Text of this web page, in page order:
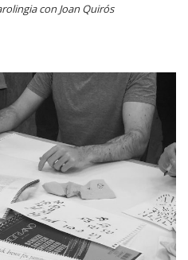
con Joan Quirós